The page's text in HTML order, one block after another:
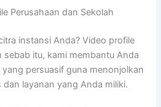
Perusahaan dan Sekolah
instansi Anda? Video profile
sebab itu, kami membantu Anda
persuasif guna menonjolkan
dan layanan yang Anda miliki.